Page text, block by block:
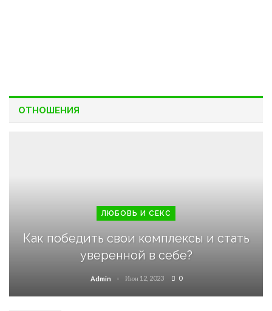
ОТНОШЕНИЯ
ЛЮБОВЬ И СЕКС
Как победить свои комплексы и стать
уверенной в себе?
Admin Июн 12, 2023 0